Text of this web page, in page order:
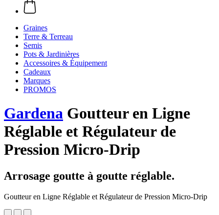
Graines
Terre & Terreau
Semis
Pots & Jardinières
Accessoires & Équipement
Cadeaux
Marques
PROMOS
Gardena Goutteur en Ligne
Réglable et Régulateur de
Pression Micro-Drip
Arrosage goutte à goutte réglable.
Goutteur en Ligne Réglable et Régulateur de Pression Micro-Drip